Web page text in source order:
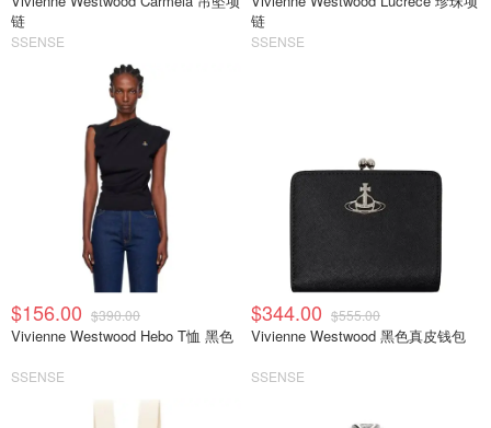
链
SSENSE
链
SSENSE
$156.00 $390.00
Vivienne Westwood Hebo T恤 黑色
SSENSE
$344.00 $555.00
Vivienne Westwood 黑色真皮钱包
SSENSE